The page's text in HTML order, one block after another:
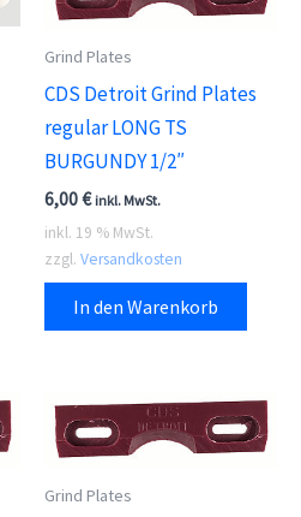
Grind Plates
CDS Detroit Grind Plates
regular LONG TS
BURGUNDY 1/2″
6,00€ inkl. MwSt.
inkl. 19 % MwSt.
zzgl. Versandkosten
In den Warenkorb
Grind Plates